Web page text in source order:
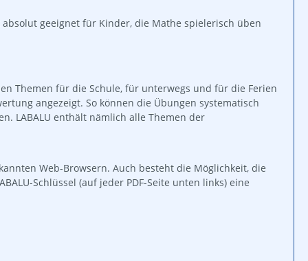
geeignet für Kinder, die Mathe spielerisch üben
Themen für die Schule, für unterwegs und für die Ferien
angezeigt. So können die Übungen systematisch
LABALU enthält nämlich alle Themen der
Web-Browsern. Auch besteht die Möglichkeit, die
Schlüssel (auf jeder PDF-Seite unten links) eine